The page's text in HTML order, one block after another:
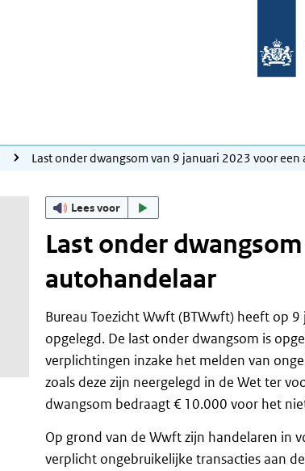
Last onder dwangsom van 9 januari 2023 voor
Lees voor
Last onder
autohandelaar
Bureau Toezicht Wwft (BTWwft) heeft op
opgelegd. De last onder dwangsom is
verplichtingen inzake het melden van
zoals deze zijn neergelegd in de Wet ter
dwangsom bedraagt € 10.000 voor het
Op grond van de Wwft zijn handelaren in
verplicht ongebruikelijke transacties aan